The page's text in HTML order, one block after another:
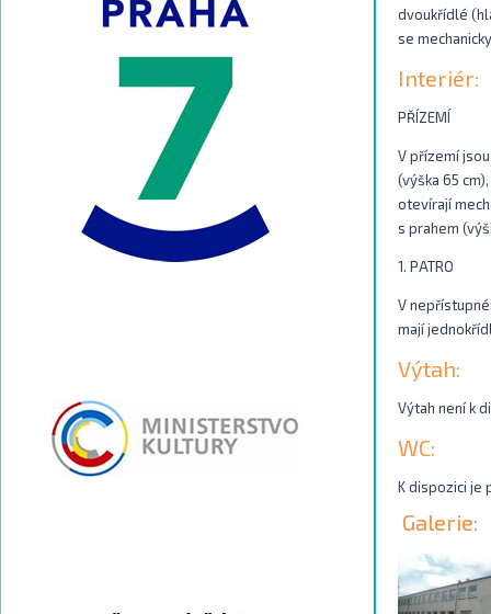
dvoukřídlé
se
Interiér:
PŘÍZEMÍ
V přízemí
(výška 65
otevírají
s prahem
1. PATRO
V
mají
Výtah:
Výtah není k
WC:
K dispozici je
Galerie: